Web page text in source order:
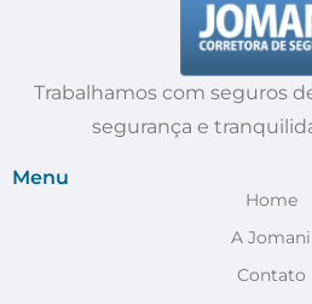
Trabalhamos com seguros
segurança e
Menu
Home
A Jomani
Contato